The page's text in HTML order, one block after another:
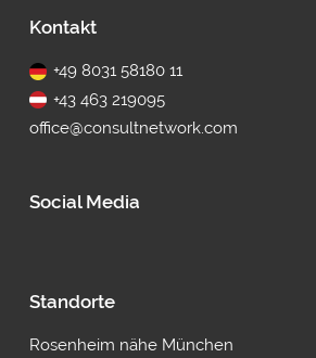
Fußbereich
Kontakt
+49 8031 58180 11
+43 463 219095
office@consultnetwork.com
Social Media
Standorte
Rosenheim nähe München